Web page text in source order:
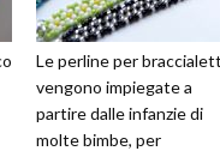
Le perline per
vengono impiegate a
partire dalle infanzie di
molte bimbe, per